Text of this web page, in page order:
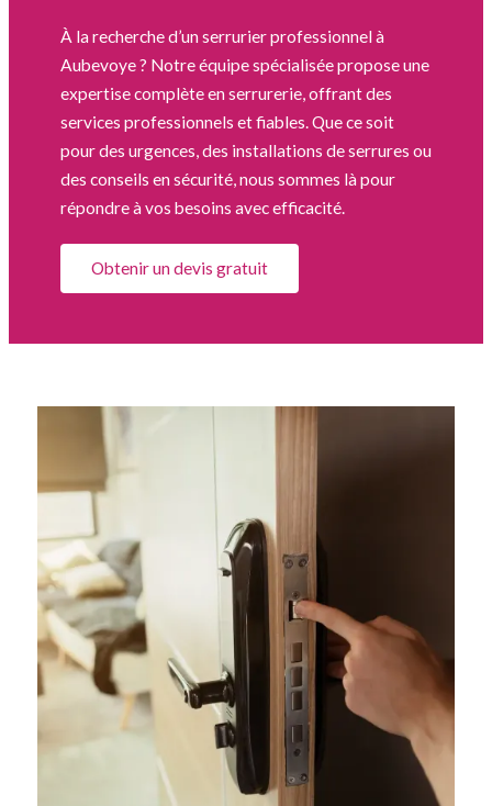
À la recherche d’un serrurier professionnel à
Aubevoye ? Notre équipe spécialisée propose une
expertise complète en serrurerie, offrant des
services professionnels et fiables. Que ce soit
pour des urgences, des installations de serrures ou
des conseils en sécurité, nous sommes là pour
répondre à vos besoins avec efficacité.
Obtenir un devis gratuit